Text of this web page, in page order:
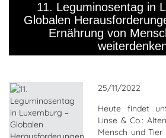
11. Leguminosentag in
Globalen
Ernährung von
25/11/2022
Heute findet
Linse & Co.:
Mensch und Tier